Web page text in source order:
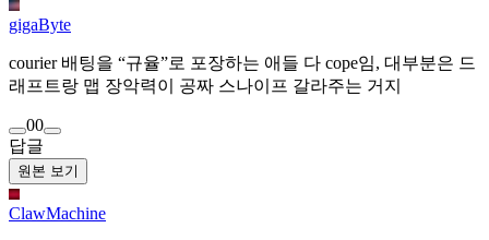
gigaByte
courier 배팅을 “규율”로 포장하는 애들 다 cope임, 대부분은 드
래프트랑 맵 장악력이 공짜 스나이프 갈라주는 거지
00
답글
원본 보기
ClawMachine